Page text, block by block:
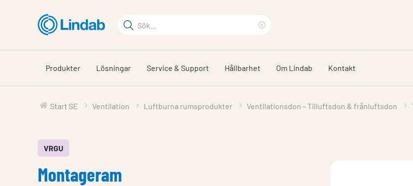
huvudinnehållet
Sökord
på
sajten
sökfras
Produkter Lösningar Service & Support Hållbarhet Om Lindab Kontakt
Start SE Ventilation Luftburna rumsprodukter Ventilationsdon – Tilluftsdon & frånluftsdon
VRGU
Montageram